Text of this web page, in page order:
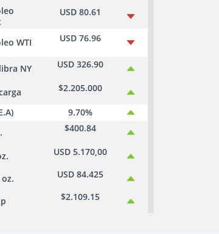
USD 80.61
WTI USD 76.96
NY USD 326.90
$2.205.000
9.70%
$400.84
USD 5.170,00
USD 84.425
$2.109.15